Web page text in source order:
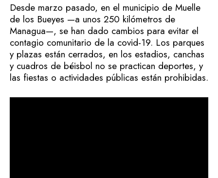
Desde marzo pasado, en el municipio de Muelle
de los Bueyes —a unos 250 kilómetros de
Managua—, se han dado cambios para evitar el
contagio comunitario de la covid-19. Los parques
y plazas están cerrados, en los estadios, canchas
y cuadros de béisbol no se practican deportes, y
las fiestas o actividades públicas están prohibidas.